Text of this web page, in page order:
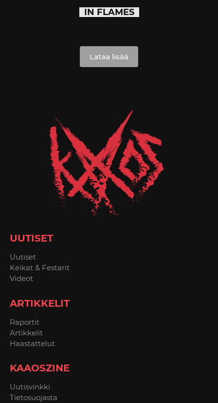
IN FLAMES
Lataa lisää
UUTISET
Uutiset
Keikat & Festarit
Videot
ARTIKKELIT
Raportit
Artikkelit
Haastattelut
KAAOSZINE
Uutisvinkki
Tietosuojasta